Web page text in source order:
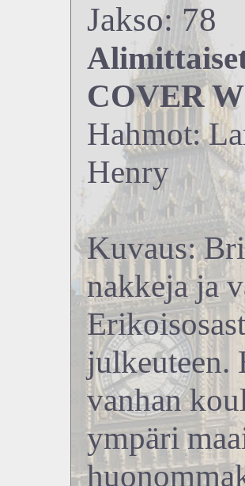
Jakso: 78
COVER
Hahmot:
Henry
Kuvaus:
nakkeja ja
julkeuteen.
vanhan
ympäri